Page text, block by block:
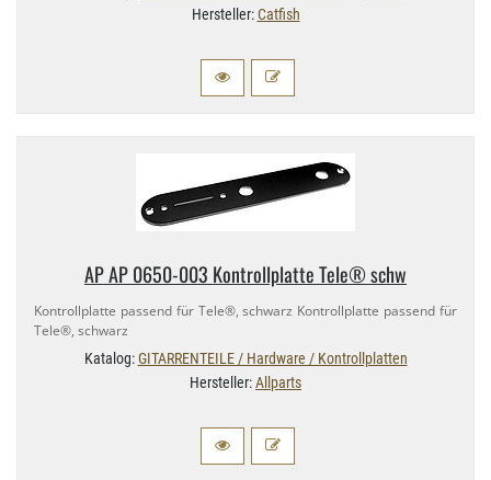
Hersteller:Catfish
AP AP 0650-​003 Kontrollplatte Tele® schw
Kontrollplatte passend für Tele®, schwarz Kontrollplatte passend für
Tele®, schwarz
Katalog:GITARRENTEILE / Hardware / Kontrollplatten
Hersteller:Allparts